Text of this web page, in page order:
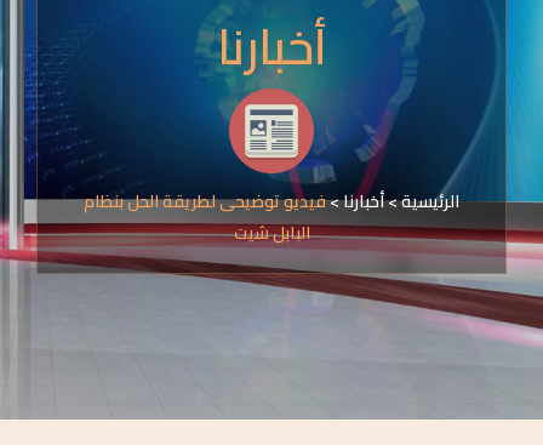
أخبارنا
الرئيسية>أخبارنا>فيديو توضيحى لطريقة الحل بنظام
البابل شيت